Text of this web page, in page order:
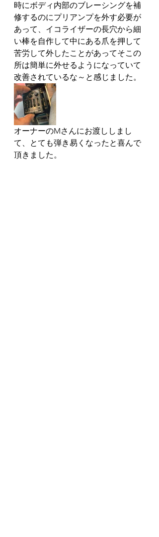
時にボディ内部のブレーシングを補
修するのにプリアンプを外す必要が
あって、イコライザーの長穴から細
い棒を自作して中にある爪を押して
苦労して外したことがあってそこの
所は簡単に外せるようになっていて
改善されているな～と感じました。
オーナーのMさんにお渡ししまし
て、とても弾き易くなったと喜んで
頂きました。